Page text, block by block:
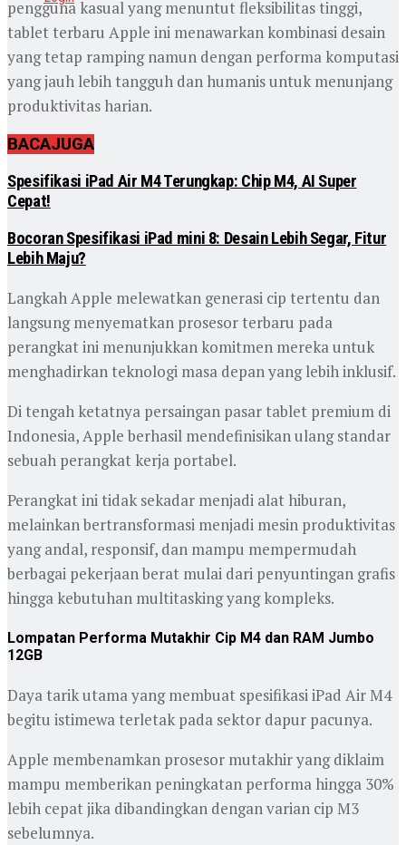
pengguna kasual yang menuntut fleksibilitas tinggi,
tablet terbaru Apple ini menawarkan kombinasi desain
yang tetap ramping namun dengan performa komputasi
yang jauh lebih tangguh dan humanis untuk menunjang
produktivitas harian.
BACAJUGA
Spesifikasi iPad Air M4 Terungkap: Chip M4, AI Super
Cepat!
Bocoran Spesifikasi iPad mini 8: Desain Lebih Segar, Fitur
Lebih Maju?
Langkah Apple melewatkan generasi cip tertentu dan
langsung menyematkan prosesor terbaru pada
perangkat ini menunjukkan komitmen mereka untuk
menghadirkan teknologi masa depan yang lebih inklusif.
Di tengah ketatnya persaingan pasar tablet premium di
Indonesia, Apple berhasil mendefinisikan ulang standar
sebuah perangkat kerja portabel.
Perangkat ini tidak sekadar menjadi alat hiburan,
melainkan bertransformasi menjadi mesin produktivitas
yang andal, responsif, dan mampu mempermudah
berbagai pekerjaan berat mulai dari penyuntingan grafis
hingga kebutuhan multitasking yang kompleks.
Lompatan Performa Mutakhir Cip M4 dan RAM Jumbo
12GB
Daya tarik utama yang membuat spesifikasi iPad Air M4
begitu istimewa terletak pada sektor dapur pacunya.
Apple membenamkan prosesor mutakhir yang diklaim
mampu memberikan peningkatan performa hingga 30%
lebih cepat jika dibandingkan dengan varian cip M3
sebelumnya.